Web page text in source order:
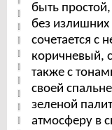
быть
без излишних
сочетается с
коричневый,
также с
своей
зеленой
атмосферу в